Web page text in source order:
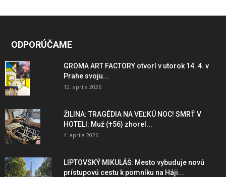
ODPORÚČAME
GROMA ART FACTORY otvorí v utorok 14. 4. v
Prahe svoju...
12. apríla 2026
ŽILINA: TRAGÉDIA NA VEĽKÚ NOC! SMRŤ V
HOTELI: Muž (†56) zhorel...
4. apríla 2026
LIPTOVSKÝ MIKULÁŠ: Mesto vybuduje novú
prístupovú cestu k pomníku na Háji...